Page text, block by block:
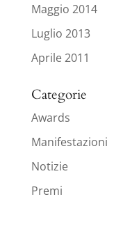
Maggio 2014
Luglio 2013
Aprile 2011
Categorie
Awards
Manifestazioni
Notizie
Premi